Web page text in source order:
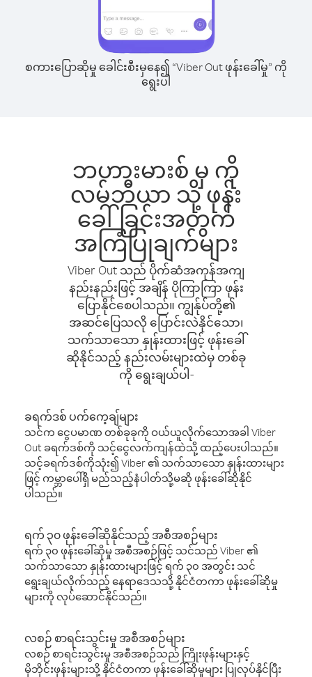
စကားပြောဆိုမှု ခေါင်းစီးမှနေ၍ “Viber Out ဖုန်းခေါ်မှု” ကို
ရွေးပါ
ဘဟားမားစ် မှ ကို
လမ်ဘီယာ သို့ ဖုန်း
ခေါ်ခြင်းအတွက်
အကြံပြုချက်များ
Viber Out သည် ပိုက်ဆံအကုန်အကျ
နည်းနည်းဖြင့် အချိန် ပိုကြာကြာ ဖုန်း
ပြောနိုင်စေပါသည်။ ကျွန်ုပ်တို့၏
အဆင်ပြေသလို ပြောင်းလဲနိုင်သော၊
သက်သာသော နှုန်းထားဖြင့် ဖုန်းခေါ်
ဆိုနိုင်သည့် နည်းလမ်းများထဲမှ တစ်ခု
ကို ရွေးချယ်ပါ-
ခရက်ဒစ် ပက်ကေ့ချ်များ
သင်က ငွေပမာဏ တစ်ခုခုကို ဝယ်ယူလိုက်သောအခါ Viber
Out ခရက်ဒစ်ကို သင့်ငွေလက်ကျန်ထဲသို့ ထည့်ပေးပါသည်။
သင့်ခရက်ဒစ်ကိုသုံး၍ Viber ၏ သက်သာသော နှုန်းထားများ
ဖြင့် ကမ္ဘာပေါ်ရှိ မည်သည့်နံပါတ်သို့မဆို ဖုန်းခေါ်ဆိုနိုင်
ပါသည်။
ရက် ၃၀ ဖုန်းခေါ်ဆိုနိုင်သည့် အစီအစဉ်များ
ရက် ၃၀ ဖုန်းခေါ်ဆိုမှု အစီအစဉ်ဖြင့် သင်သည် Viber ၏
သက်သာသော နှုန်းထားများဖြင့် ရက် ၃၀ အတွင်း သင်
ရွေးချယ်လိုက်သည့် နေရာဒေသသို့ နိုင်ငံတကာ ဖုန်းခေါ်ဆိုမှု
များကို လုပ်ဆောင်နိုင်သည်။
လစဉ် စာရင်းသွင်းမှု အစီအစဉ်များ
လစဉ် စာရင်းသွင်းမှု အစီအစဉ်သည် ကြိုးဖုန်းများနှင့်
မိုဘိုင်းဖုန်းများသို့ နိုင်ငံတကာ ဖုန်းခေါ်ဆိုမှုများ ပြုလုပ်နိုင်ပြီး